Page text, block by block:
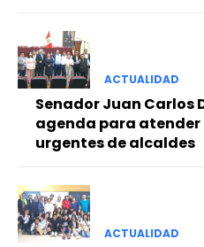
ACTUALIDAD
Senador Juan Carlos
agenda para
urgentes de alcaldes
ACTUALIDAD